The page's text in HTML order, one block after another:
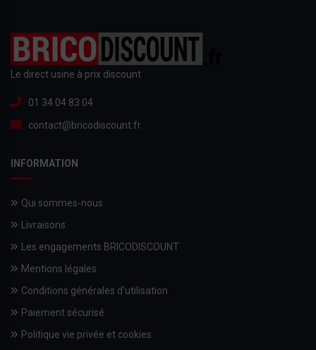
Le direct usine à prix discount
01 34 04 83 04
contact@bricodiscount.fr
INFORMATION
Qui sommes-nous
Livraisons
Les engagements BRICODISCOUNT
Mentions légales
Conditions générales d'utilisation
Paiement sécurisé
Politique vie privée et cookies